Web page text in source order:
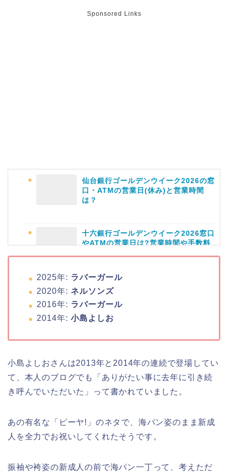
日立さくらまつり2026の屋台・出店ま
とめ!交通規制は何時から何時まで?
熊谷桜祭り(花見)2026の屋台(出店)の
時間はいつまで?ライトアップも!
福井桜祭り2026の屋台は何時まで(い
つまで)?交通規制や混雑は?
当?美味しくなった噂も調査!
上田城桜祭り2026屋台・出店まとめ!
ライトアップはいつまで?
Sponsored Links
仙台銀行ゴールデンウイーク2026の窓
口・ATMの営業日(休み)と営業時間
は？
十六銀行ゴールデンウイーク2026窓口
やATMの営業日は?営業時間や手数料
静岡銀行ゴールデンウィーク2026の営
業日や休みは?ATM手数料も調査!
千葉銀行ゴールデンウィーク2026の
雑(混み具合)状況はどうなる?
2025年: ラバーガール
2020年: ネルソンズ
2016年: ラバーガール
2014年: 小島よしお
小島よしおさんは2013年と2014年の連続で登場してい
て、本人のブログでも「ありがたい事に去年に引き続
き呼んでいただいた」って書かれていました。
あの有名な「ピーヤ!」のネタで、海パン姿のまま新成
人を全力でお祝いしてくれたそうです。
振袖や袴姿の新成人の前で海パン一丁って、考えただ